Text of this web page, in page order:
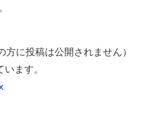
方に投稿は公開されません）
ます。